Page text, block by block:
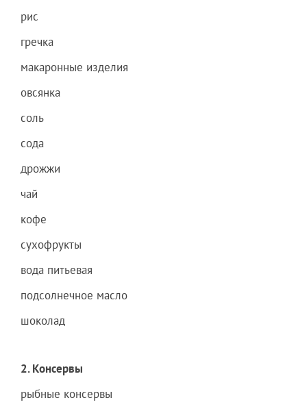
рис
гречка
макаронные изделия
овсянка
соль
сода
дрожжи
чай
кофе
сухофрукты
вода питьевая
подсолнечное масло
шоколад
2. Консервы
рыбные консервы